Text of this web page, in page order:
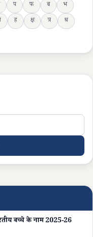
प फ ब
भ
ह क्ष त्र
श्र
बच्चे के नाम 2025-26